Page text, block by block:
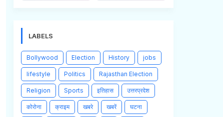
LABELS
Bollywood Election History jobs
lifestyle Politics Rajasthan Election
Religion Sports इतिहास उत्तरप्रदेश
कोरोना क्राइम खबरे खबरें घटना